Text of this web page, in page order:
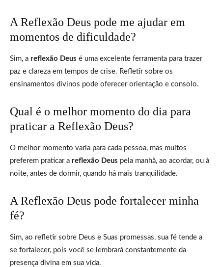
A Reflexão Deus pode me ajudar em
momentos de dificuldade?
Sim, a reflexão Deus é uma excelente ferramenta para trazer
paz e clareza em tempos de crise. Refletir sobre os
ensinamentos divinos pode oferecer orientação e consolo.
Qual é o melhor momento do dia para
praticar a Reflexão Deus?
O melhor momento varia para cada pessoa, mas muitos
preferem praticar a reflexão Deus pela manhã, ao acordar, ou à
noite, antes de dormir, quando há mais tranquilidade.
A Reflexão Deus pode fortalecer minha
fé?
Sim, ao refletir sobre Deus e Suas promessas, sua fé tende a
se fortalecer, pois você se lembrará constantemente da
presença divina em sua vida.